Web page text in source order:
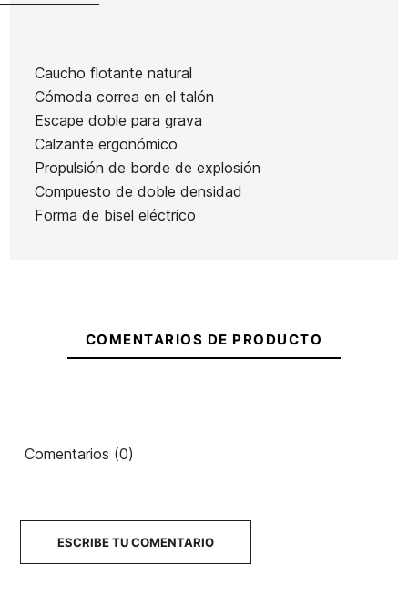
Caucho flotante natural
Cómoda correa en el talón
Escape doble para grava
Calzante ergonómico
Propulsión de borde de explosión
Compuesto de doble densidad
Forma de bisel eléctrico
Marca Sniper
ReferenciaHF-ACALX49687
En stock 1 Artículo
Sniper Biceps
COMENTARIOS DE PRODUCTO
Comentarios (0)
ESCRIBE TU COMENTARIO